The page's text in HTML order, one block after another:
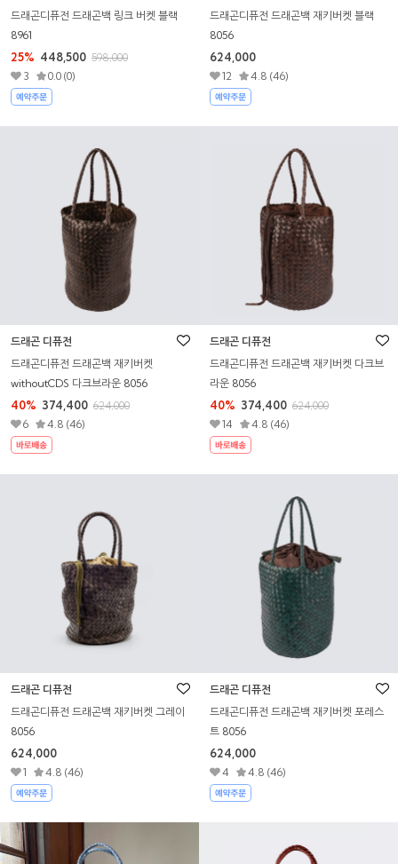
드래곤디퓨전 드래곤백 링크 버켓 블랙
8961
25% 448,500 598,000
3
0.0 (0)
드래곤디퓨전 드래곤백 재키버켓 블랙
8056
624,000
12 4.8 (46)
드래곤 디퓨전
드래곤디퓨전 드래곤백 재키버켓
withoutCDS 다크브라운 8056
40% 374,400 624,000
6
4.8 (46)
드래곤 디퓨전
드래곤디퓨전 드래곤백 재키버켓 다크브
라운 8056
40% 374,400 624,000
14
4.8 (46)
드래곤 디퓨전
드래곤디퓨전 드래곤백 재키버켓 그레이
8056
624,000
1 4.8 (46)
드래곤 디퓨전
드래곤디퓨전 드래곤백 재키버켓 포레스
트 8056
624,000
4 4.8 (46)